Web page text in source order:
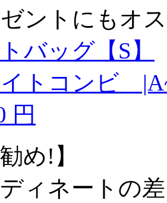
ントにもオ
バッグ【S】
トコンビ
円
め!】
ィネートの